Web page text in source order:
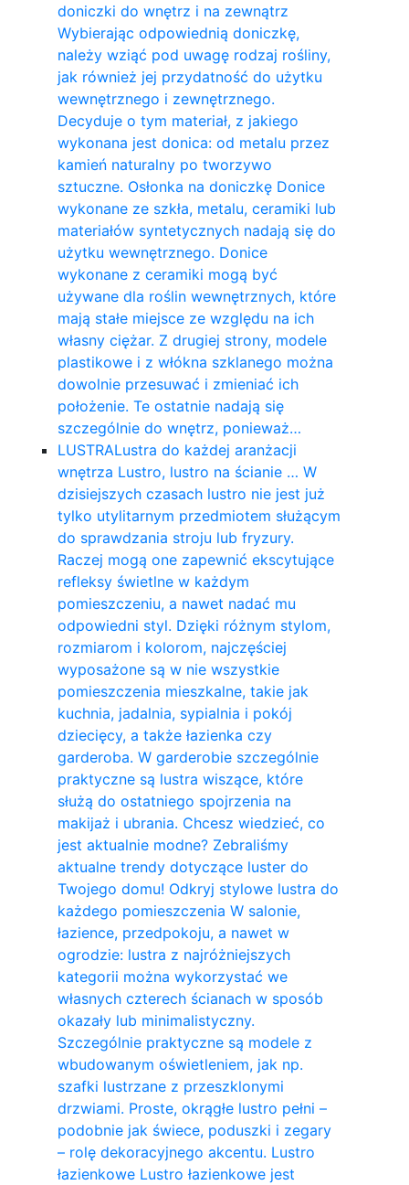
doniczki do wnętrz i na zewnątrz
Wybierając odpowiednią doniczkę,
należy wziąć pod uwagę rodzaj rośliny,
jak również jej przydatność do użytku
wewnętrznego i zewnętrznego.
Decyduje o tym materiał, z jakiego
wykonana jest donica: od metalu przez
kamień naturalny po tworzywo
sztuczne. Osłonka na doniczkę Donice
wykonane ze szkła, metalu, ceramiki lub
materiałów syntetycznych nadają się do
użytku wewnętrznego. Donice
wykonane z ceramiki mogą być
używane dla roślin wewnętrznych, które
mają stałe miejsce ze względu na ich
własny ciężar. Z drugiej strony, modele
plastikowe i z włókna szklanego można
dowolnie przesuwać i zmieniać ich
położenie. Te ostatnie nadają się
szczególnie do wnętrz, ponieważ…
LUSTRALustra do każdej aranżacji
wnętrza Lustro, lustro na ścianie … W
dzisiejszych czasach lustro nie jest już
tylko utylitarnym przedmiotem służącym
do sprawdzania stroju lub fryzury.
Raczej mogą one zapewnić ekscytujące
refleksy świetlne w każdym
pomieszczeniu, a nawet nadać mu
odpowiedni styl. Dzięki różnym stylom,
rozmiarom i kolorom, najczęściej
wyposażone są w nie wszystkie
pomieszczenia mieszkalne, takie jak
kuchnia, jadalnia, sypialnia i pokój
dziecięcy, a także łazienka czy
garderoba. W garderobie szczególnie
praktyczne są lustra wiszące, które
służą do ostatniego spojrzenia na
makijaż i ubrania. Chcesz wiedzieć, co
jest aktualnie modne? Zebraliśmy
aktualne trendy dotyczące luster do
Twojego domu! Odkryj stylowe lustra do
każdego pomieszczenia W salonie,
łazience, przedpokoju, a nawet w
ogrodzie: lustra z najróżniejszych
kategorii można wykorzystać we
własnych czterech ścianach w sposób
okazały lub minimalistyczny.
Szczególnie praktyczne są modele z
wbudowanym oświetleniem, jak np.
szafki lustrzane z przeszklonymi
drzwiami. Proste, okrągłe lustro pełni –
podobnie jak świece, poduszki i zegary
– rolę dekoracyjnego akcentu. Lustro
łazienkowe Lustro łazienkowe jest